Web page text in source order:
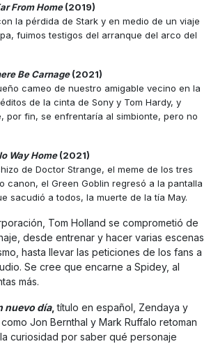
From Home(2019)
la pérdida de Stark y en medio de un viaje
fuimos testigos del arranque del arco del
Be Carnage(2021)
cameo de nuestro amigable vecino en la
de la cinta de Sony y Tom Hardy, y
por fin, se enfrentaría al simbionte, pero no
Way Home(2021)
de Doctor Strange, el meme de los tres
canon, el Green Goblin regresó a la pantalla
sacudió a todos, la muerte de la tía May.
Tom Holland se comprometió de
desde entrenar y hacer varias escenas
hasta llevar las peticiones de los fans a
Se cree que encarne a Spidey, al
más.
nuevo día,título en español, Zendaya y
Jon Bernthal y Mark Ruffalo retoman
curiosidad por saber qué personaje